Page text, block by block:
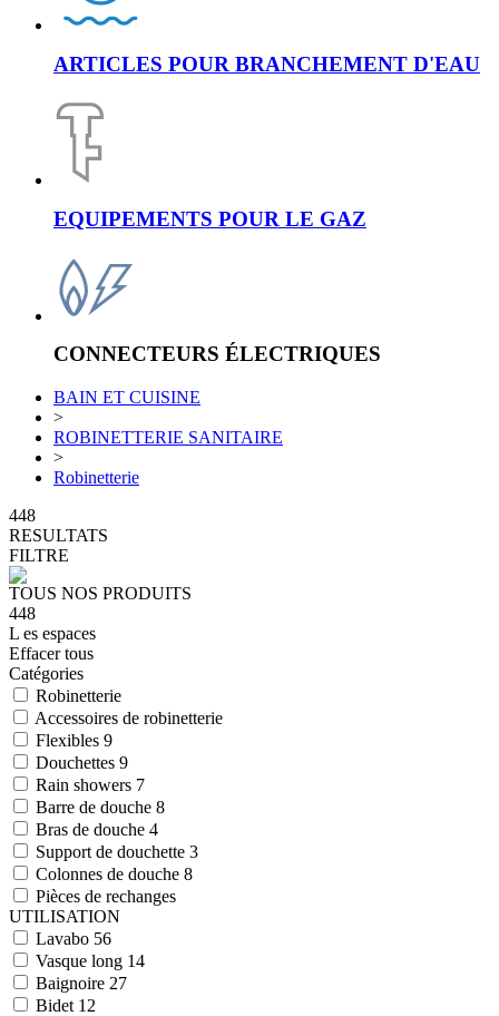
ARTICLES POUR BRANCHEMENT D'EAU
EQUIPEMENTS POUR LE GAZ
CONNECTEURS ÉLECTRIQUES
BAIN ET CUISINE
>
ROBINETTERIE SANITAIRE
>
Robinetterie
448
RESULTATS
FILTRE
TOUS NOS PRODUITS
448
L es espaces
Effacer tous
Catégories
Robinetterie
Accessoires de robinetterie
Flexibles 9
Douchettes 9
Rain showers 7
Barre de douche 8
Bras de douche 4
Support de douchette 3
Colonnes de douche 8
Pièces de rechanges
UTILISATION
Lavabo 56
Vasque long 14
Baignoire 27
Bidet 12